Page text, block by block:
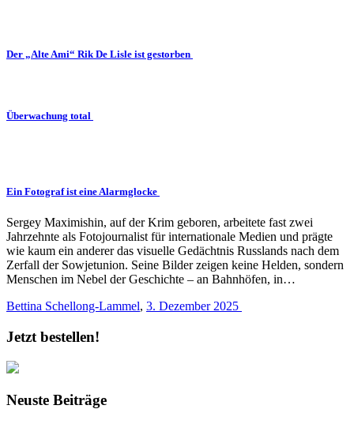
Der „Alte Ami“ Rik De Lisle ist gestorben
Überwachung total
Ein Fotograf ist eine Alarmglocke
Sergey Maximishin, auf der Krim geboren, arbeitete fast zwei
Jahrzehnte als Fotojournalist für internationale Medien und prägte
wie kaum ein anderer das visuelle Gedächtnis Russlands nach dem
Zerfall der Sowjetunion. Seine Bilder zeigen keine Helden, sondern
Menschen im Nebel der Geschichte – an Bahnhöfen, in…
Bettina Schellong-Lammel, 3. Dezember 2025
Jetzt bestellen!
Neuste Beiträge